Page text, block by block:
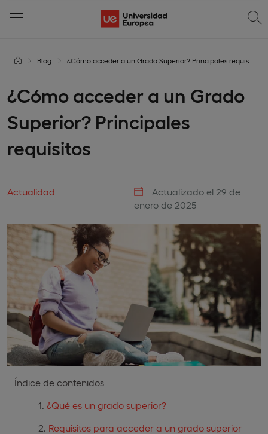
Blog ¿Cómo acceder a un Grado Superior? Principales requisitos
¿Cómo acceder a un Grado
Superior? Principales
requisitos
Actualidad
Actualizado el 29 de
enero de 2025
Índice de contenidos
¿Qué es un grado superior?
Requisitos para acceder a un grado superior